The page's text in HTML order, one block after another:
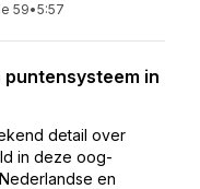
59•5:57
in
detail over
in deze oog-
en